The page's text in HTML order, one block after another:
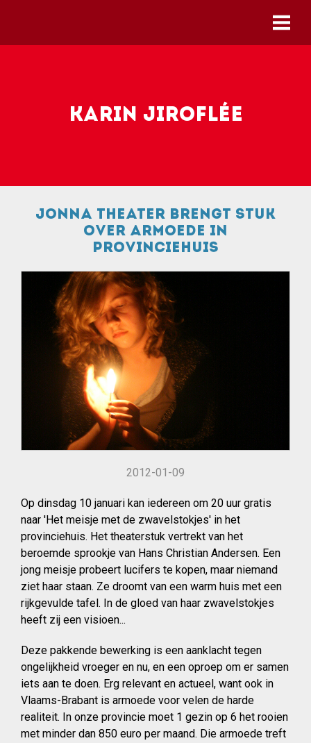
Karin Jiroflée
Jonna Theater brengt stuk
over armoede in
provinciehuis
2012-01-09
Op dinsdag 10 januari kan iedereen om 20 uur gratis
naar 'Het meisje met de zwavelstokjes' in het
provinciehuis. Het theaterstuk vertrekt van het
beroemde sprookje van Hans Christian Andersen. Een
jong meisje probeert lucifers te kopen, maar niemand
ziet haar staan. Ze droomt van een warm huis met een
rijkgevulde tafel. In de gloed van haar zwavelstokjes
heeft zij een visioen...
Deze pakkende bewerking is een aanklacht tegen
ongelijkheid vroeger en nu, en een oproep om er samen
iets aan te doen. Erg relevant en actueel, want ook in
Vlaams-Brabant is armoede voor velen de harde
realiteit. In onze provincie moet 1 gezin op 6 het rooien
met minder dan 850 euro per maand. Die armoede treft